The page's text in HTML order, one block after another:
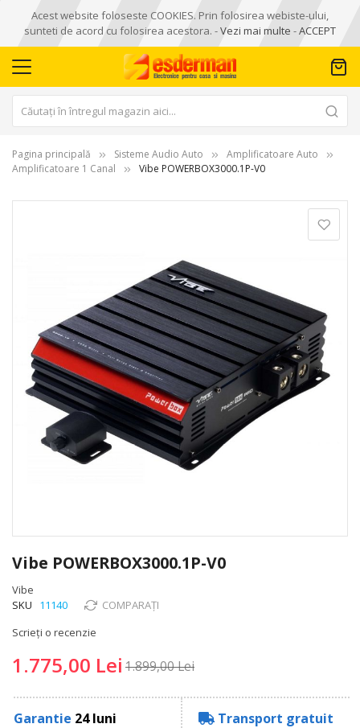
Acest website foloseste COOKIES. Prin folosirea webiste-ului,
sunteti de acord cu folosirea acestora. -Vezi mai multe -ACCEPT
Pagina principală Sisteme Audio Auto
Amplificatoare Auto
Amplificatoare 1 Canal
Vibe POWERBOX3000.1P-V0
to
the
beginning
of
images
Vibe POWERBOX3000.1P-V0
Vibe
SKU
11140
COMPARAȚI
Scrieți o recenzie
1.775,00 Lei 1.899,00 Lei
Garantie 24 luni Transport gratuit